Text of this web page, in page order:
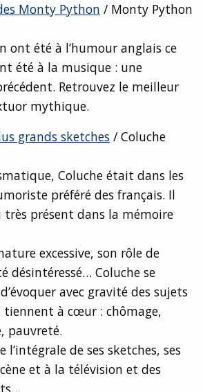
Monty Python / Monty Python
ont été à l’humour anglais ce
été à la musique : une
Retrouvez le meilleur
mythique.
grands sketches / Coluche
Coluche était dans les
préféré des français. Il
très présent dans la mémoire
excessive, son rôle de
désintéressé… Coluche se
avec gravité des sujets
tiennent à cœur : chômage,
pauvreté.
l’intégrale de ses sketches, ses
et à la télévision et des